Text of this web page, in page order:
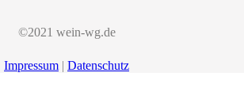
©2021 wein-wg.de
Impressum | Datenschutz